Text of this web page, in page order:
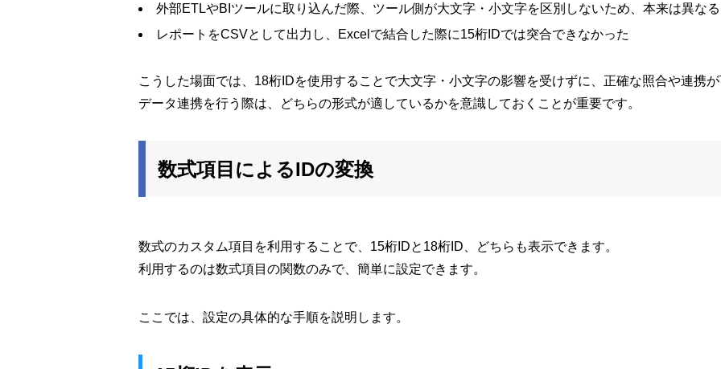
外部ETLやBIツールに取り込んだ際、ツール側が大文字・小文字を区別しないため、本来は異な
レポートをCSVとして出力し、Excelで結合した際に15桁IDでは突合できなかった
こうした場面では、18桁IDを使用することで大文字・小文字の影響を受けずに、正確な照合や連携
データ連携を行う際は、どちらの形式が適しているかを意識しておくことが重要です。
数式項目によるIDの変換
数式のカスタム項目を利用することで、15桁IDと18桁ID、どちらも表示できます。
利用するのは数式項目の関数のみで、簡単に設定できます。
ここでは、設定の具体的な手順を説明します。